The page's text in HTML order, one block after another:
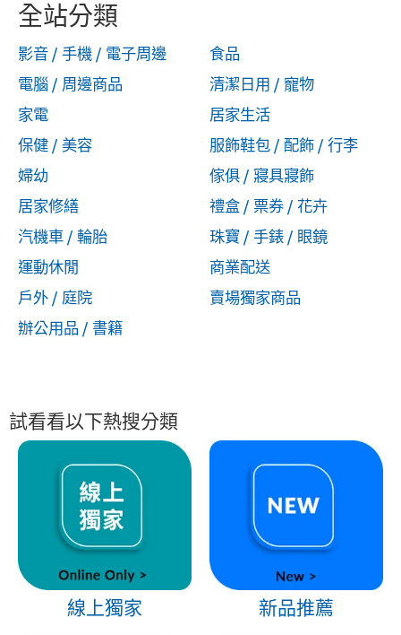
全站分類
影音 / 手機 / 電子周邊
電腦 / 周邊商品
家電
保健 / 美容
婦幼
食品
清潔日用 / 寵物
居家生活
服飾鞋包 / 配飾 / 行李
傢俱 / 寢具寢飾
居家修繕
汽機車 / 輪胎
運動休閒
戶外 / 庭院
辦公用品 / 書籍
禮盒 / 票券 / 花卉
珠寶 / 手錶 / 眼鏡
商業配送
賣場獨家商品
試看看以下熱搜分類
線上獨家 新品推薦